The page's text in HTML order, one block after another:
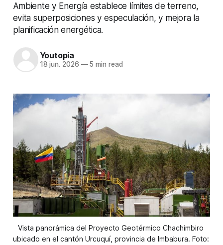
Ambiente y Energía establece límites de terreno,
evita superposiciones y especulación, y mejora la
planificación energética.
Youtopia
18 jun. 2026 —5 min read
Vista panorámica del Proyecto Geotérmico Chachimbiro
ubicado en el cantón Urcuquí, provincia de Imbabura. Foto: